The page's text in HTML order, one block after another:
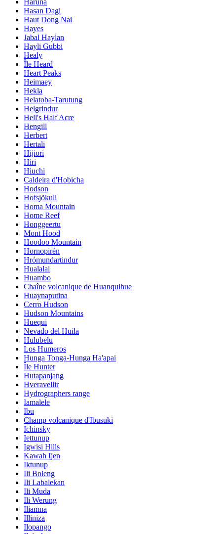
Hasan Dagi
Haut Dong Nai
Hayes
Jabal Haylan
Hayli Gubbi
Healy
Île Heard
Heart Peaks
Heimaey
Hekla
Helatoba-Tarutung
Helgrindur
Hell's Half Acre
Hengill
Herbert
Hertali
Hijiori
Hiri
Hiuchi
Caldeira d'Hobicha
Hodson
Hofsjökull
Homa Mountain
Home Reef
Honggeertu
Mont Hood
Hoodoo Mountain
Hornopirén
Hrómundartindur
Hualalai
Huambo
Chaîne volcanique de Huanquihue
Huaynaputina
Cerro Hudson
Hudson Mountains
Huequi
Nevado del Huila
Hulubelu
Los Humeros
Hunga Tonga-Hunga Ha'apai
Île Hunter
Hutapanjang
Hveravellir
Hydrographers range
Iamalele
Ibu
Champ volcanique d'Ibusuki
Ichinsky
Iettunup
Igwisi Hills
Kawah Ijen
Iktunup
Ili Boleng
Ili Labalekan
Ili Muda
Ili Werung
Iliamna
Illiniza
Ilopango